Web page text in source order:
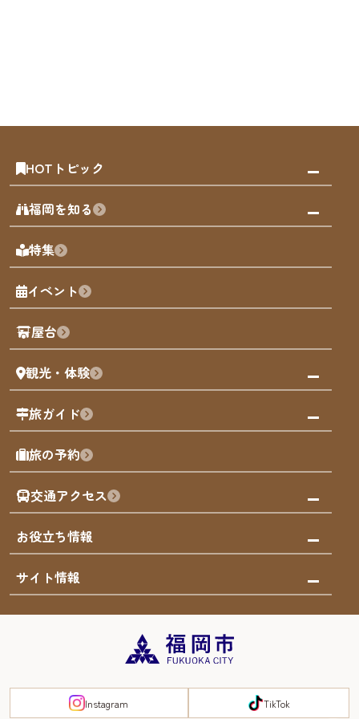
HOTトピック
みんなの旅行記
天神エリア
博多旧市街
福岡城
歴史・文化
福岡を知る
福岡の見どころ
福岡の魅力
観光カレンダー
観光PR動画
まち歩き
福岡グルメ
福岡を楽しむ
福岡のアート
福岡のナイトタイム
福岡の歴史・文化
サステナブルツーリズム
福岡検定
よかなび音声ガイド
FUKUOKA EAST&WEST COAST
特集
イベント
屋台
観光・体験
観る・遊ぶ
屋台
買う
体験
泊まる
旅ガイド
モデルコース
AIおまかせコース
オリジナルプラン
みんなの旅行記
旅の予約
交通アクセス
市内交通ガイド
お得なチケット
お役立ち情報
お知らせ
災害情報
サイト情報
まち歩き・体験プログラム掲載申込
Instagram TikTok